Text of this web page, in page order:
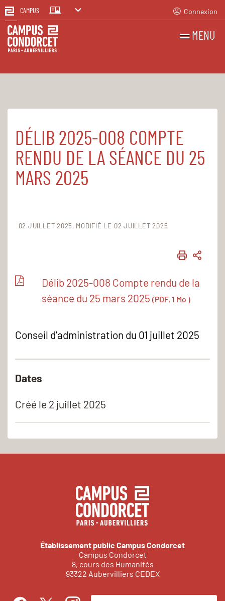
CAMPUS Connexion
MENU
Accueil Le Campus
Établissement public
Registre des actes administratifs
Délibérations CA 2025
DÉLIB 2025-008 COMPTE
RENDU DE LA SÉANCE DU 25
MARS 2025
02 JUILLET 2025 MODIFIÉ LE 02 JUILLET 2025
Délib 2025-008 Compte rendu de la
séance du 25 mars 2025 (PDF, 1 Mo )
Conseil d'administration du 01 juillet 2025
Dates
Créé le 2 juillet 2025
Établissement public Campus Condorcet
Campus Condorcet
8, cours des Humanités
93322 Aubervilliers CEDEX